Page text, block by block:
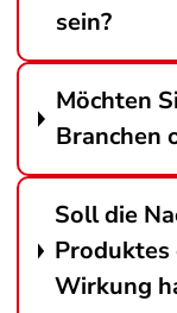
sein?
Möchten
Branchen
Soll die
Produktes
Wirkung